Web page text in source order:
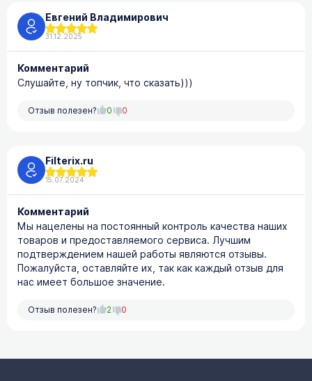
Евгений Владимирович
31.12.2025
Комментарий
Слушайте, ну топчик, что сказать)))
Отзыв полезен? 0 0
Filterix.ru
15.07.2024
Комментарий
Мы нацелены на постоянный контроль качества наших
товаров и предоставляемого сервиса. Лучшим
подтверждением нашей работы являются отзывы.
Пожалуйста, оставляйте их, так как каждый отзыв для
нас имеет большое значение.
Отзыв полезен? 2 0